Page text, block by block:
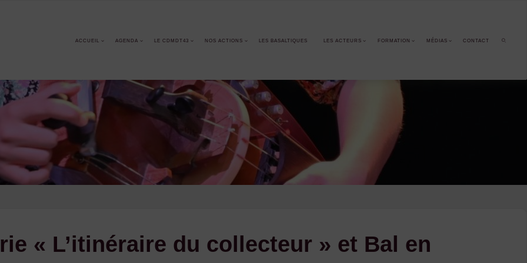
ACCUEIL AGENDA LE CDMDT43 NOS ACTIONS LES BASALTIQUES LES ACTEURS FORMATION MÉDIAS CONTACT
« L’itinéraire du collecteur » et Bal en